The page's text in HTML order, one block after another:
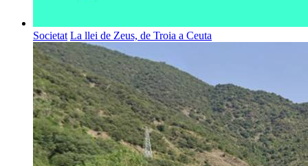
Societat La llei de Zeus, de Troia a Ceuta